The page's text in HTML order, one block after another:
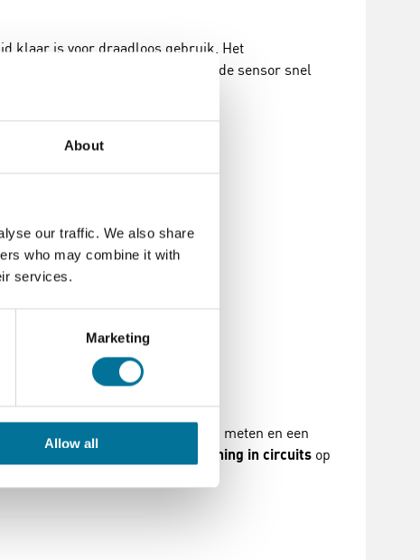
About
our traffic. We also share
who may combine it with
services.
Marketing
Allow all
klaar is voor draadloos gebruik. Het
. Als de batterij bijna leeg is, kun je de sensor snel
, die elektrische spanningen willen meten en een
spanning in circuits op